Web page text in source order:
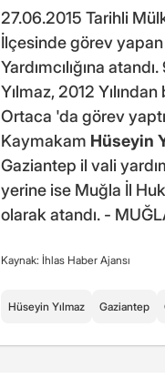
27.06.2015 Tarihli
İlçesinde görev
Yardımcılığına
Yılmaz, 2012
Ortaca 'da görev
Kaymakam Hüseyin
Gaziantep il vali
yerine ise Muğla İl
olarak atandı. -
Kaynak: İhlas Haber Ajansı
Hüseyin Yılmaz Gaziantep